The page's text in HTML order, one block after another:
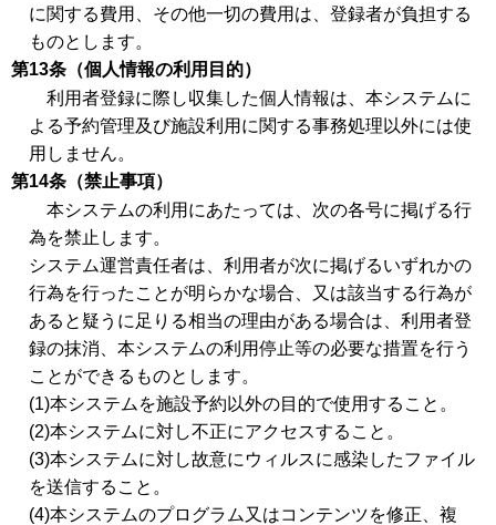
に関する費用、その他一切の費用は、登録者が負担する
ものとします。
第13条（個人情報の利用目的）
利用者登録に際し収集した個人情報は、本システムに
よる予約管理及び施設利用に関する事務処理以外には使
用しません。
第14条（禁止事項）
本システムの利用にあたっては、次の各号に掲げる行
為を禁止します。
システム運営責任者は、利用者が次に掲げるいずれかの
行為を行ったことが明らかな場合、又は該当する行為が
あると疑うに足りる相当の理由がある場合は、利用者登
録の抹消、本システムの利用停止等の必要な措置を行う
ことができるものとします。
(1)本システムを施設予約以外の目的で使用すること。
(2)本システムに対し不正にアクセスすること。
(3)本システムに対し故意にウィルスに感染したファイル
を送信すること。
(4)本システムのプログラム又はコンテンツを修正、複